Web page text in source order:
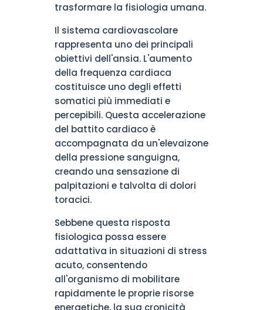
trasformare la fisiologia umana.
Il sistema cardiovascolare
rappresenta uno dei principali
obiettivi dell'ansia. L'aumento
della frequenza cardiaca
costituisce uno degli effetti
somatici più immediati e
percepibili. Questa accelerazione
del battito cardiaco è
accompagnata da un'elevaizone
della pressione sanguigna,
creando una sensazione di
palpitazioni e talvolta di dolori
toracici.
Sebbene questa risposta
fisiologica possa essere
adattativa in situazioni di stress
acuto, consentendo
all'organismo di mobilitare
rapidamente le proprie risorse
energetiche, la sua cronicità